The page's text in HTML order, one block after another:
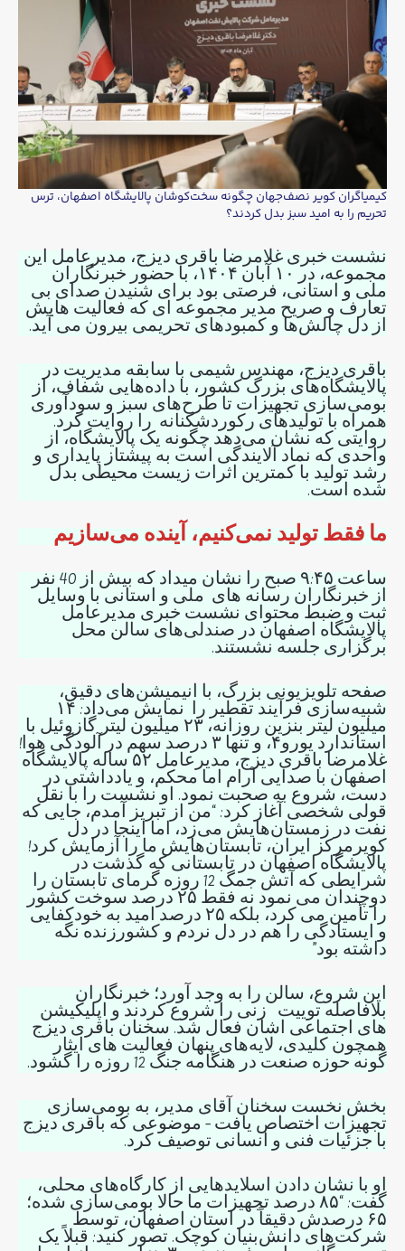
کیمیاگران کویر نصف‌جهان چگونه سخت‌کوشان پالایشگاه اصفهان، ترس
تحریم را به امید سبز بدل کردند؟
نشست خبری غلامرضا باقری دیزج، مدیرعامل این
مجموعه، در ۱۰ آبان ۱۴۰۴، با حضور خبرنگاران
ملی و استانی، فرصتی بود برای شنیدن صدای بی
تعارف و صریح مدیر مجموعه ای که فعالیت هایش
از دل چالش‌ها و کمبودهای تحریمی بیرون می آید.
باقری دیزج، مهندس شیمی با سابقه مدیریت در
پالایشگاه‌های بزرگ کشور، با داده‌هایی شفاف، از
بومی‌سازی تجهیزات تا طرح‌های سبز و سودآوری
همراه با تولیدهای رکوردشکنانه را روایت کرد.
روایتی که نشان می‌دهد چگونه یک پالایشگاه، از
واحدی که نماد آلایندگی است به پیشتاز پایداری و
رشد تولید با کمترین اثرات زیست محیطی بدل
شده است.
ما فقط تولید نمی‌کنیم، آینده می‌سازیم
ساعت ۹:۴۵ صبح را نشان میداد که بیش از 40 نفر
از خبرنگاران رسانه های ملی و استانی با وسایل
ثبت و ضبط محتوای نشست خبری مدیرعامل
پالایشگاه اصفهان در صندلی‌های سالن محل
برگزاری جلسه نشستند.
صفحه تلویزیونی بزرگ، با انیمیشن‌های دقیق،
شبیه‌سازی فرآیند تقطیر را نمایش می‌داد: ۱۴
میلیون لیتر بنزین روزانه، ۲۳ میلیون لیتر گازوئیل با
استاندارد یورو۴، و تنها ۳ درصد سهم در آلودگی هوا!
غلامرضا باقری دیزج، مدیرعامل ۵۲ ساله پالایشگاه
اصفهان با صدایی آرام اما محکم، و یادداشتی در
دست، شروع به صحبت نمود. او نشست را با نقل
قولی شخصی آغاز کرد: “من از تبریز آمدم، جایی که
نفت در زمستان‌هایش می‌زد، اما اینجا در دل
کویرمرکز ایران، تابستان‌هایش ما را آزمایش کرد!
پالایشگاه اصفهان در تابستانی که گذشت در
شرایطی که آتش جمگ 12 روزه گرمای تابستان را
دوچندان می نمود نه فقط ۲۵ درصد سوخت کشور
را تأمین می کرد، بلکه ۲۵ درصد امید به خودکفایی
و ایستادگی را هم در دل نردم و کشورزنده نگه
داشته بود”
این شروع، سالن را به وجد آورد؛ خبرنگاران
بلافاصله توییت زنی را شروع کردند و اپلیکیشن
های اجتماعی اشان فعال شد. سخنان باقری دیزج
همچون کلیدی، لایه‌های پنهان فعالیت های ایثار
گونه حوزه صنعت در هنگامه جنگ 12 روزه را گشود.
بخش نخست سخنان آقای مدیر، به بومی‌سازی
تجهیزات اختصاص یافت – موضوعی که باقری دیزج
با جزئیات فنی و انسانی توصیف کرد.
او با نشان دادن اسلایدهایی از کارگاه‌های محلی،
گفت: “۸۵ درصد تجهیزات ما حالا بومی‌سازی شده؛
۶۵ درصدش دقیقاً در استان اصفهان، توسط
شرکت‌های دانش‌بنیان کوچک. تصور کنید: قبلاً یک